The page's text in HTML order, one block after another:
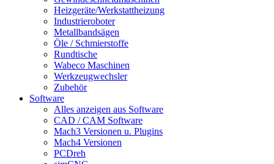
Heizgeräte/Werkstattheizung
Industrieroboter
Metallbandsägen
Öle / Schmierstoffe
Rundtische
Wabeco Maschinen
Werkzeugwechsler
Zubehör
Software
Alles anzeigen aus Software
CAD / CAM Software
Mach3 Versionen u. Plugins
Mach4 Versionen
PCDreh